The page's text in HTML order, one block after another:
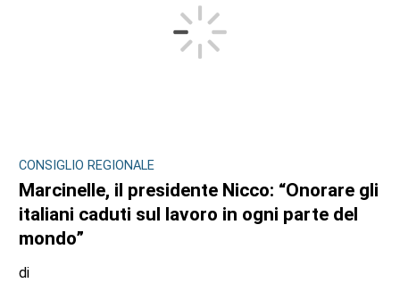
CONSIGLIO REGIONALE
Marcinelle, il presidente Nicco: “Onorare gli
italiani caduti sul lavoro in ogni parte del
mondo”
di